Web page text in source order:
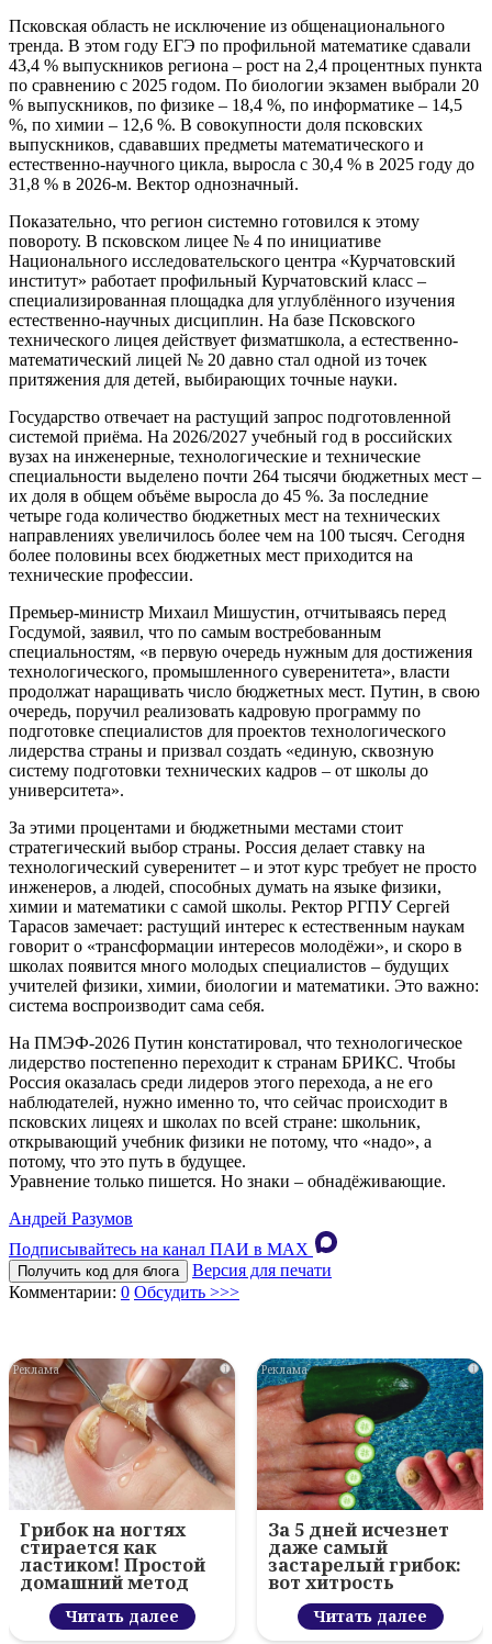
Псковская область не исключение из общенационального
тренда. В этом году ЕГЭ по профильной математике сдавали
43,4 % выпускников региона – рост на 2,4 процентных пункта
по сравнению с 2025 годом. По биологии экзамен выбрали 20
% выпускников, по физике – 18,4 %, по информатике – 14,5
%, по химии – 12,6 %. В совокупности доля псковских
выпускников, сдававших предметы математического и
естественно-научного цикла, выросла с 30,4 % в 2025 году до
31,8 % в 2026-м. Вектор однозначный.
Показательно, что регион системно готовился к этому
повороту. В псковском лицее № 4 по инициативе
Национального исследовательского центра «Курчатовский
институт» работает профильный Курчатовский класс –
специализированная площадка для углублённого изучения
естественно-научных дисциплин. На базе Псковского
технического лицея действует физматшкола, а естественно-
математический лицей № 20 давно стал одной из точек
притяжения для детей, выбирающих точные науки.
Государство отвечает на растущий запрос подготовленной
системой приёма. На 2026/2027 учебный год в российских
вузах на инженерные, технологические и технические
специальности выделено почти 264 тысячи бюджетных мест –
их доля в общем объёме выросла до 45 %. За последние
четыре года количество бюджетных мест на технических
направлениях увеличилось более чем на 100 тысяч. Сегодня
более половины всех бюджетных мест приходится на
технические профессии.
Премьер-министр Михаил Мишустин, отчитываясь перед
Госдумой, заявил, что по самым востребованным
специальностям, «в первую очередь нужным для достижения
технологического, промышленного суверенитета», власти
продолжат наращивать число бюджетных мест. Путин, в свою
очередь, поручил реализовать кадровую программу по
подготовке специалистов для проектов технологического
лидерства страны и призвал создать «единую, сквозную
систему подготовки технических кадров – от школы до
университета».
За этими процентами и бюджетными местами стоит
стратегический выбор страны. Россия делает ставку на
технологический суверенитет – и этот курс требует не просто
инженеров, а людей, способных думать на языке физики,
химии и математики с самой школы. Ректор РГПУ Сергей
Тарасов замечает: растущий интерес к естественным наукам
говорит о «трансформации интересов молодёжи», и скоро в
школах появится много молодых специалистов – будущих
учителей физики, химии, биологии и математики. Это важно:
система воспроизводит сама себя.
На ПМЭФ-2026 Путин констатировал, что технологическое
лидерство постепенно переходит к странам БРИКС. Чтобы
Россия оказалась среди лидеров этого перехода, а не его
наблюдателей, нужно именно то, что сейчас происходит в
псковских лицеях и школах по всей стране: школьник,
открывающий учебник физики не потому, что «надо», а
потому, что это путь в будущее.
Уравнение только пишется. Но знаки – обнадёживающие.
Андрей Разумов
Подписывайтесь на канал ПАИ в MAХ
Получить код для блога
Версия для печати
Комментарии: 0 Обсудить >>>
i
Грибок на ногтях
стирается как
ластиком! Простой
домашний метод
Читать далее
i
За 5 дней исчезнет
даже самый
застарелый грибок:
вот хитрость
Читать далее